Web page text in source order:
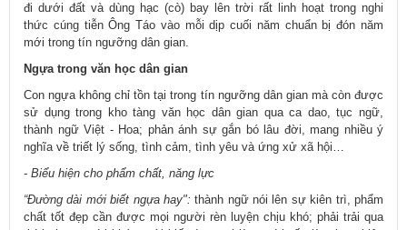
đi dưới đất và dùng hạc (cò) bay lên trời rất linh hoạt trong nghi
thức cúng tiễn Ông Táo vào mỗi dịp cuối năm chuẩn bị đón năm
mới trong tín ngưỡng dân gian.
Ngựa trong văn học dân gian
Con ngựa không chỉ tồn tại trong tín ngưỡng dân gian mà còn được
sử dụng trong kho tàng văn học dân gian qua ca dao, tục ngữ,
thành ngữ Việt - Hoa; phản ánh sự gắn bó lâu đời, mang nhiều ý
nghĩa về triết lý sống, tình cảm, tình yêu và ứng xử xã hội…
- Biểu hiện cho phẩm chất, năng lực
“Đường dài mới biết ngựa hay": thành ngữ nói lên sự kiên trì, phẩm
chất tốt đẹp cần được mọi người rèn luyện chịu khó; phải trải qua